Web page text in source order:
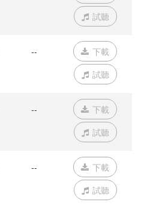
試聽
--
下載
試聽
--
下載
試聽
--
下載
試聽